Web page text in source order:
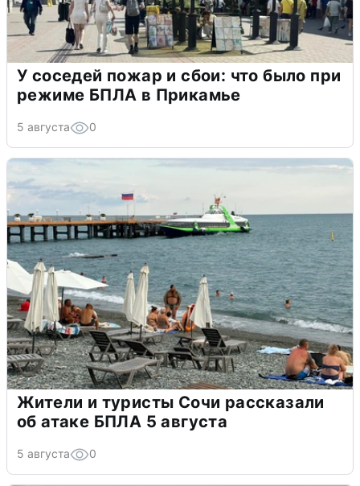
У соседей пожар и сбои: что было при
режиме БПЛА в Прикамье
5 августа 0
Жители и туристы Сочи рассказали
об атаке БПЛА 5 августа
5 августа 0